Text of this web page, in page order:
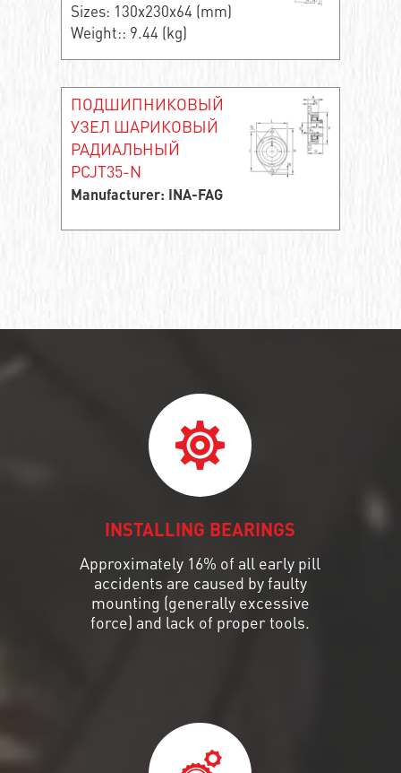
Sizes: 130x230x64 (mm)
Weight:: 9.44 (kg)
ПОДШИПНИКОВЫЙ
УЗЕЛ ШАРИКОВЫЙ
РАДИАЛЬНЫЙ
PCJT35-N
Manufacturer: INA-FAG
INSTALLING BEARINGS
Approximately 16% of all early pill
accidents are caused by faulty
mounting (generally excessive
force) and lack of proper tools.